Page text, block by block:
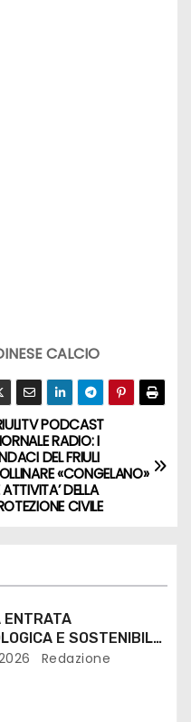
CALCIO
PODCAST
RADIO: I
DEL FRIULI
«CONGELANO»
ATTIVITA’ DELLA
CIVILE
ENTRATA
E SOSTENIBILE
PESANTI ALLA
Redazione